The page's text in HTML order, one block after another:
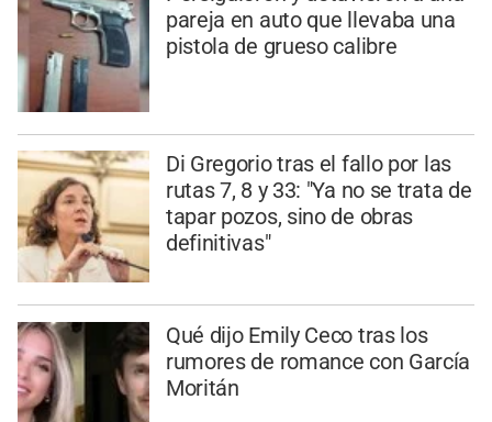
pareja en auto que llevaba una
pistola de grueso calibre
Di Gregorio tras el fallo por las
rutas 7, 8 y 33: "Ya no se trata de
tapar pozos, sino de obras
definitivas"
Qué dijo Emily Ceco tras los
rumores de romance con García
Moritán